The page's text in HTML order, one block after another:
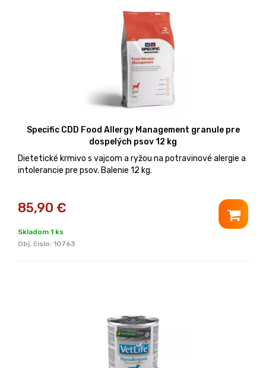
Specific CDD Food Allergy Management granule pre
dospelých psov 12 kg
Dietetické krmivo s vajcom a ryžou na potravinové alergie a
intolerancie pre psov. Balenie 12 kg.
85,90 €
Skladom 1 ks
Obj. čislo: 10763